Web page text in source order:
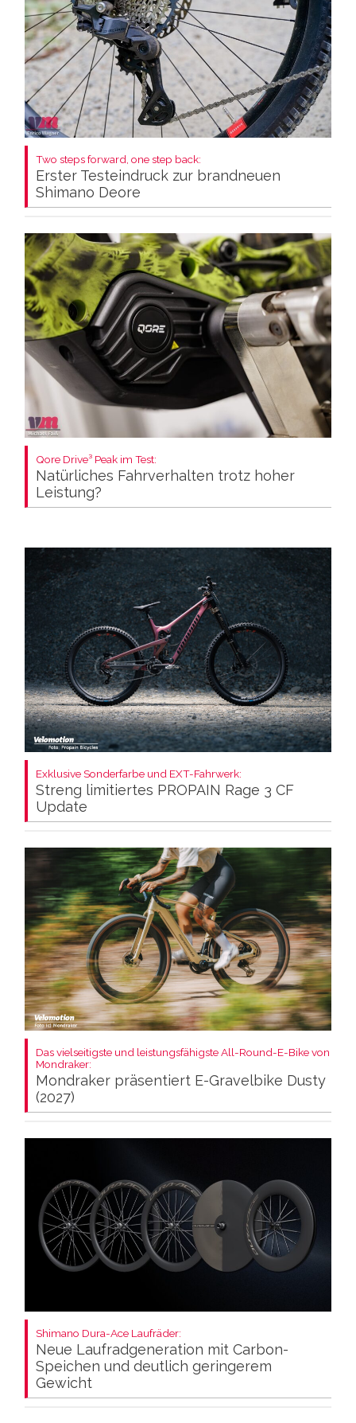
Two steps forward, one step back:
Erster Testeindruck zur brandneuen
Shimano Deore
Qore Drive³ Peak im Test:
Natürliches Fahrverhalten trotz hoher
Leistung?
Exklusive Sonderfarbe und EXT-Fahrwerk:
Streng limitiertes PROPAIN Rage 3 CF
Update
Das vielseitigste und leistungsfähigste All-Round-E-Bike von
Mondraker:
Mondraker präsentiert E-Gravelbike Dusty
(2027)
Shimano Dura-Ace Laufräder:
Neue Laufradgeneration mit Carbon-
Speichen und deutlich geringerem
Gewicht